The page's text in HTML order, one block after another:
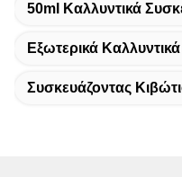
50ml Καλλυντικά
Εξωτερικά
Συσκευάζοντας